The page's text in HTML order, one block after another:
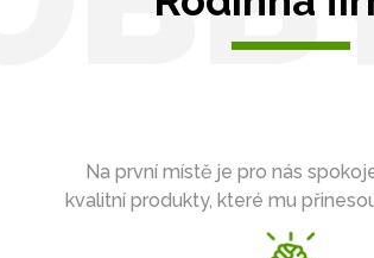
Na první místě je pro nás
kvalitní produkty, které mu